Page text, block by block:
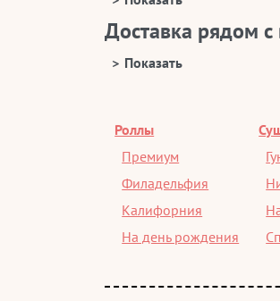
Доставка рядом с
Роллы
Премиум
Филадельфия
Калифорния
На день рождения